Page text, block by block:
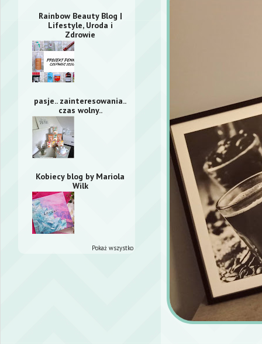
Rainbow Beauty Blog |
Lifestyle, Uroda i
Zdrowie
pasje.. zainteresowania..
czas wolny..
Kobiecy blog by Mariola
Wilk
Pokaż wszystko